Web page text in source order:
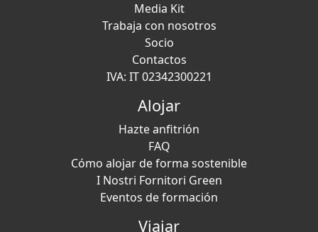
Media Kit
Trabaja con nosotros
Socio
Contactos
IVA: IT 02342300221
Alojar
Hazte anfitrión
FAQ
Cómo alojar de forma sostenible
I Nostri Fornitori Green
Eventos de formación
Viajar